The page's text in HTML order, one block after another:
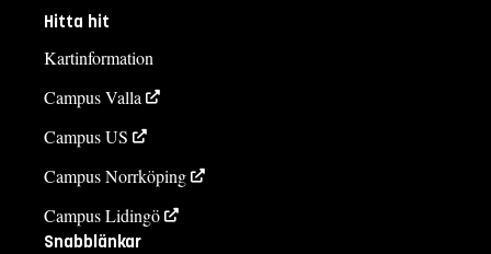
Hitta hit
Kartinformation
Campus Valla
Campus US
Campus Norrköping
Campus Lidingö
Snabblänkar